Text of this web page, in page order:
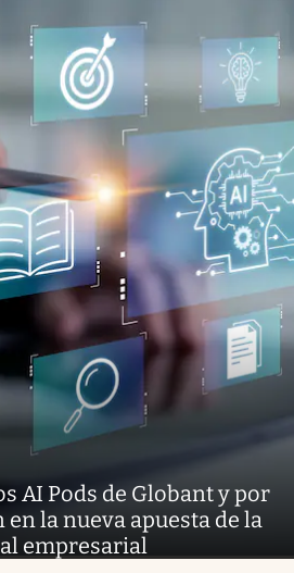
AI Pods de Globant y por
la nueva apuesta de la
empresarial